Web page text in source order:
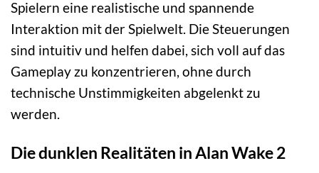
Spielern eine realistische und spannende
Interaktion mit der Spielwelt. Die Steuerungen
sind intuitiv und helfen dabei, sich voll auf das
Gameplay zu konzentrieren, ohne durch
technische Unstimmigkeiten abgelenkt zu
werden.
Die dunklen Realitäten in Alan Wake 2